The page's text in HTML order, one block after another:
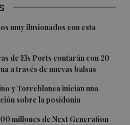
muy ilusionados con esta
de Els Ports contarán con 20
a través de nuevas balsas
y Torreblanca inician una
sobre la posidonia
millones de Next Generation